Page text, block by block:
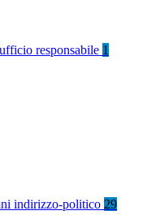
responsabile 1
indirizzo-politico 29